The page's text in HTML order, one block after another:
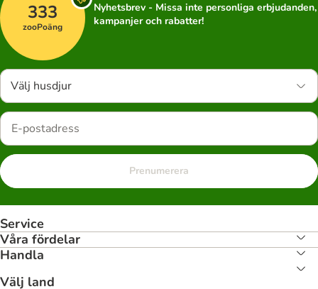
333
zooPoäng
Nyhetsbrev - Missa inte personliga erbjudanden,
kampanjer och rabatter!
Välj husdjur
Prenumerera
Service
Våra fördelar
Handla
Välj land